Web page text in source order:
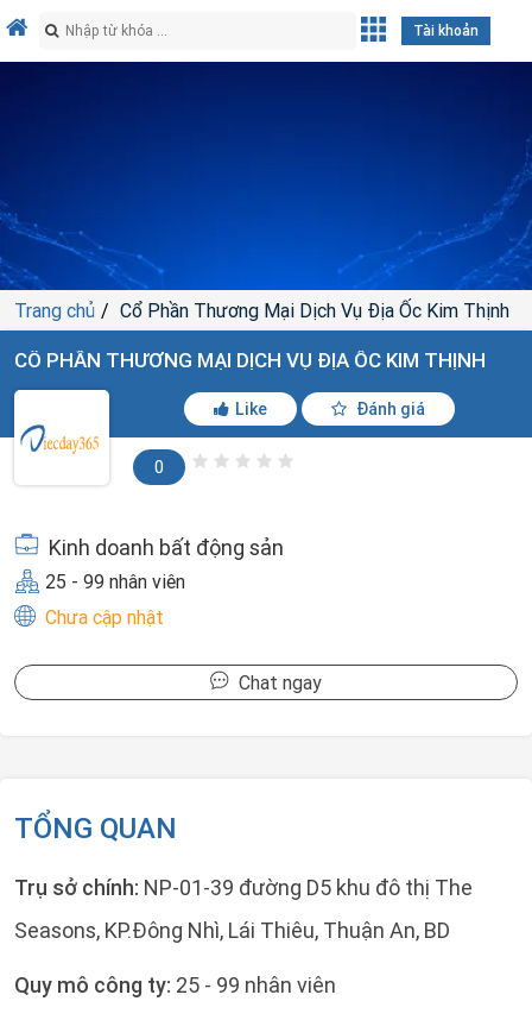
Tài khoản
Trang chủ Cổ Phần Thương Mại Dịch Vụ Địa Ốc Kim Thịnh
CỔ PHẦN THƯƠNG MẠI DỊCH VỤ ĐỊA ỐC KIM THỊNH
Like Đánh giá
0
Kinh doanh bất động sản
25 - 99 nhân viên
Chưa cập nhật
Chat ngay
TỔNG QUAN
Trụ sở chính: NP-01-39 đường D5 khu đô thị The
Seasons, KP.Đông Nhì, Lái Thiêu, Thuận An, BD
Quy mô công ty: 25 - 99 nhân viên